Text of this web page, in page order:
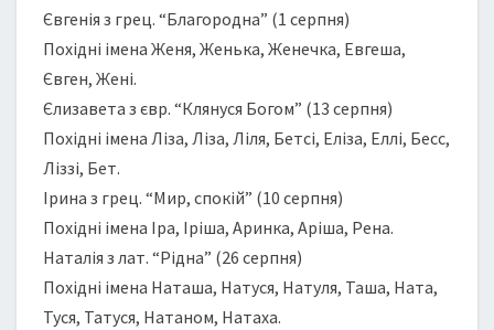
Євгенія з грец. “Благородна” (1 серпня)
Похідні імена Женя, Женька, Женечка, Евгеша,
Євген, Жені.
Єлизавета з євр. “Клянуся Богом” (13 серпня)
Похідні імена Ліза, Ліза, Ліля, Бетсі, Еліза, Еллі, Бесс,
Ліззі, Бет.
Ірина з грец. “Мир, спокій” (10 серпня)
Похідні імена Іра, Іріша, Аринка, Аріша, Рена.
Наталія з лат. “Рідна” (26 серпня)
Похідні імена Наташа, Натуся, Натуля, Таша, Ната,
Туся, Татуся, Натаном, Натаха.